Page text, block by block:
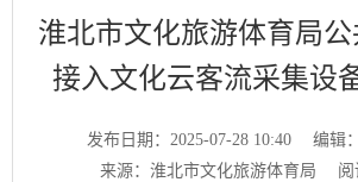
淮北市文化旅游体育局
接入文化云客流采集设
发布日期：2025-07-28 10:40
编辑
来源：淮北市文化旅游体育局
阅